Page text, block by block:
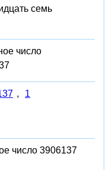
семь
число
, 1
число 3906137